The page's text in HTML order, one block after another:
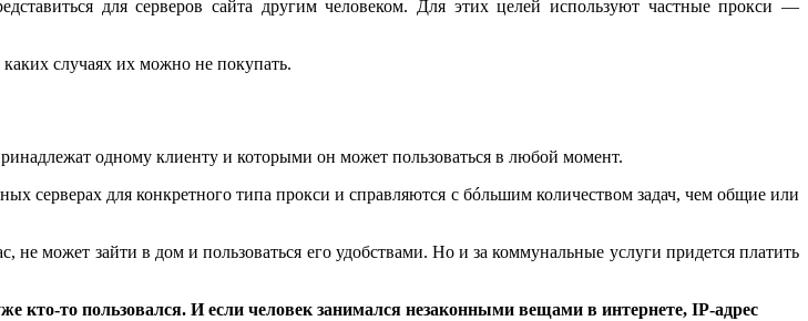
для серверов сайта другим человеком. Для этих целей используют частные прокси —
случаях их можно не покупать.
одному клиенту и которыми он может пользоваться в любой момент.
серверах для конкретного типа прокси и справляются с бóльшим количеством задач, чем общие или
может зайти в дом и пользоваться его удобствами. Но и за коммунальные услуги придется платить
то пользовался. И если человек занимался незаконными вещами в интернете, IP-адрес